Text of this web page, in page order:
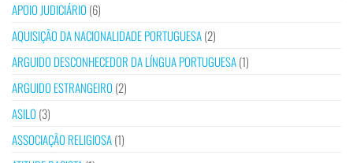
APOIO JUDICIÁRIO (6)
AQUISIÇÃO DA NACIONALIDADE PORTUGUESA(2)
ARGUIDO DESCONHECEDOR DA LÍNGUA PORTUGUESA(1)
ARGUIDO ESTRANGEIRO (2)
ASILO (3)
ASSOCIAÇÃO RELIGIOSA(1)